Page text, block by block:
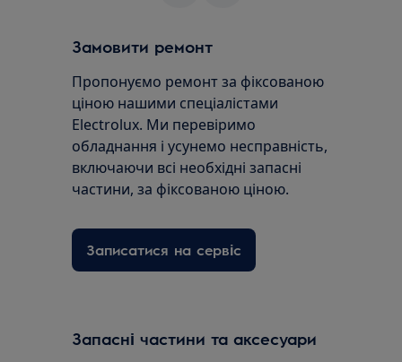
Замовити ремонт
Пропонуємо ремонт за фіксованою
ціною нашими спеціалістами
Electrolux. Ми перевіримо
обладнання і усунемо несправність,
включаючи всі необхідні запасні
частини, за фіксованою ціною.
Записатися на сервіс
Запасні частини та аксесуари